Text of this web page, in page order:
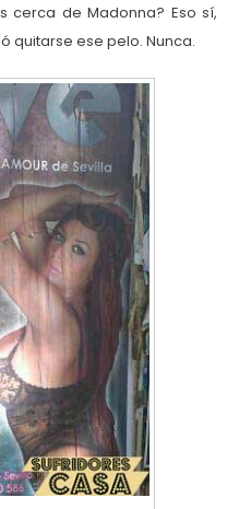
cerca de Madonna? Eso sí,
quitarse ese pelo. Nunca.